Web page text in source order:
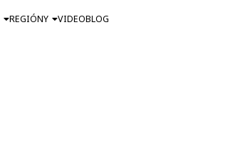
REGIÓNY VIDEOBLOG